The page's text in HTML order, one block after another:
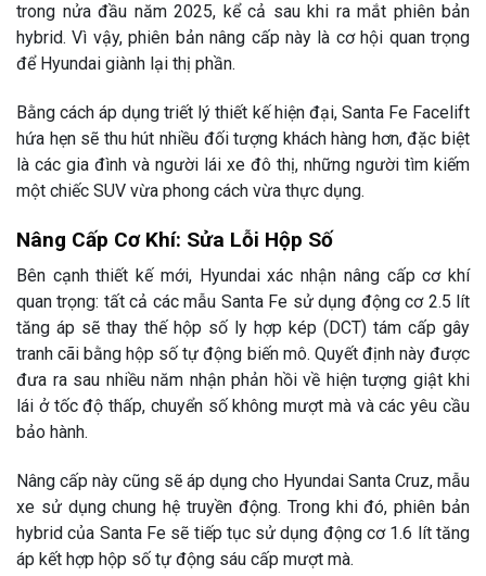
trong nửa đầu năm 2025, kể cả sau khi ra mắt phiên bản
hybrid. Vì vậy, phiên bản nâng cấp này là cơ hội quan trọng
để Hyundai giành lại thị phần.
Bằng cách áp dụng triết lý thiết kế hiện đại, Santa Fe Facelift
hứa hẹn sẽ thu hút nhiều đối tượng khách hàng hơn, đặc biệt
là các gia đình và người lái xe đô thị, những người tìm kiếm
một chiếc SUV vừa phong cách vừa thực dụng.
Nâng Cấp Cơ Khí: Sửa Lỗi Hộp Số
Bên cạnh thiết kế mới, Hyundai xác nhận nâng cấp cơ khí
quan trọng: tất cả các mẫu Santa Fe sử dụng động cơ 2.5 lít
tăng áp sẽ thay thế hộp số ly hợp kép (DCT) tám cấp gây
tranh cãi bằng hộp số tự động biến mô. Quyết định này được
đưa ra sau nhiều năm nhận phản hồi về hiện tượng giật khi
lái ở tốc độ thấp, chuyển số không mượt mà và các yêu cầu
bảo hành.
Nâng cấp này cũng sẽ áp dụng cho Hyundai Santa Cruz, mẫu
xe sử dụng chung hệ truyền động. Trong khi đó, phiên bản
hybrid của Santa Fe sẽ tiếp tục sử dụng động cơ 1.6 lít tăng
áp kết hợp hộp số tự động sáu cấp mượt mà.